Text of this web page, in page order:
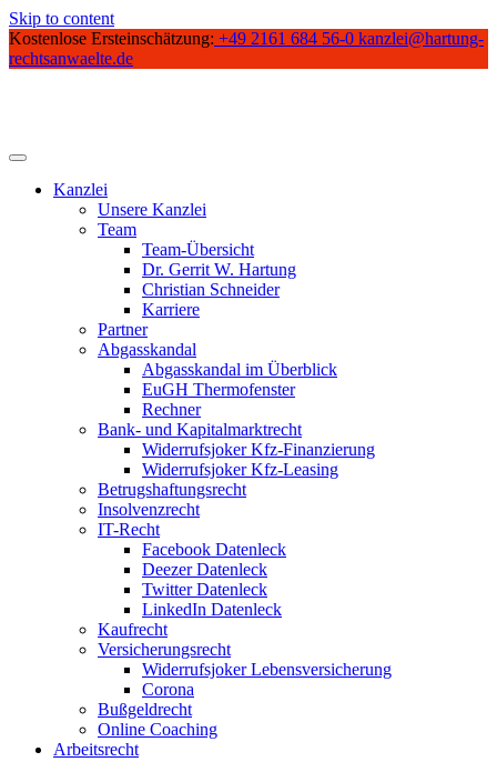
Skip to content
Kostenlose Ersteinschätzung: +49 2161 684 56-0 kanzlei@hartung-
rechtsanwaelte.de
Kanzlei
Unsere Kanzlei
Team
Team-Übersicht
Dr. Gerrit W. Hartung
Christian Schneider
Karriere
Partner
Abgasskandal
Abgasskandal im Überblick
EuGH Thermofenster
Rechner
Bank- und Kapitalmarktrecht
Widerrufsjoker Kfz-Finanzierung
Widerrufsjoker Kfz-Leasing
Betrugshaftungsrecht
Insolvenzrecht
IT-Recht
Facebook Datenleck
Deezer Datenleck
Twitter Datenleck
LinkedIn Datenleck
Kaufrecht
Versicherungsrecht
Widerrufsjoker Lebensversicherung
Corona
Bußgeldrecht
Online Coaching
Arbeitsrecht